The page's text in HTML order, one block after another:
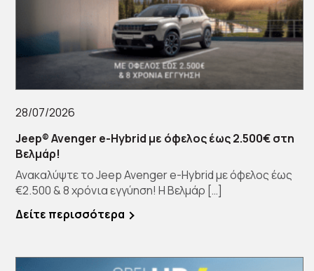
28/07/2026
Jeep® Avenger e-Hybrid με όφελος έως 2.500€ στη
Βελμάρ!
Ανακαλύψτε το Jeep Avenger e-Hybrid με όφελος έως
€2.500 & 8 χρόνια εγγύηση! Η Βελμάρ […]
Δείτε περισσότερα